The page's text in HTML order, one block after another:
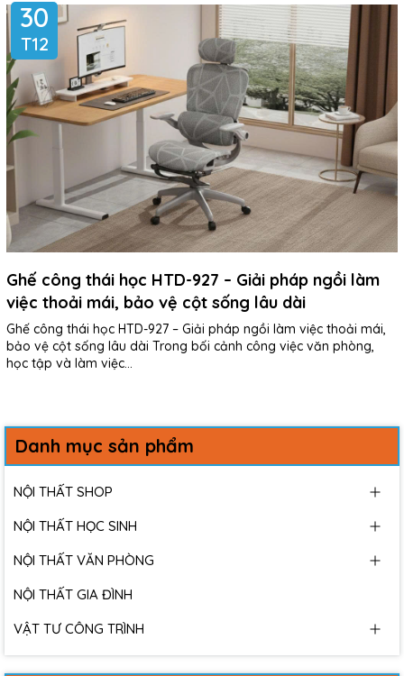
30
T12
Ghế công thái học HTD-927 – Giải pháp ngồi làm
việc thoải mái, bảo vệ cột sống lâu dài
Ghế công thái học HTD-927 – Giải pháp ngồi làm việc thoải mái,
bảo vệ cột sống lâu dài Trong bối cảnh công việc văn phòng,
học tập và làm việc...
Danh mục sản phẩm
NỘI THẤT SHOP
NỘI THẤT HỌC SINH
NỘI THẤT VĂN PHÒNG
NỘI THẤT GIA ĐÌNH
VẬT TƯ CÔNG TRÌNH